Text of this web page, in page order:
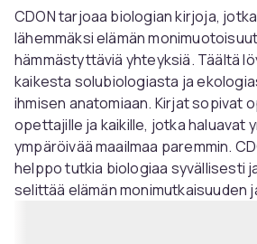
CDON tarjoaa biologian kirjoja,
lähemmäksi elämän
hämmästyttäviä yhteyksiä. Täältä
kaikesta solubiologiasta ja
ihmisen anatomiaan. Kirjat sopivat
opettajille ja kaikille, jotka haluavat
ympäröivää maailmaa paremmin.
helppo tutkia biologiaa syvällisesti
selittää elämän monimutkaisuuden